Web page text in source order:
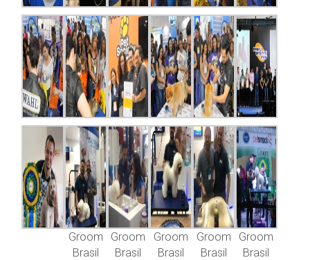
Groom
Brasil
Groom
Brasil
Groom
Brasil
Groom
Brasil
Groom
Brasil